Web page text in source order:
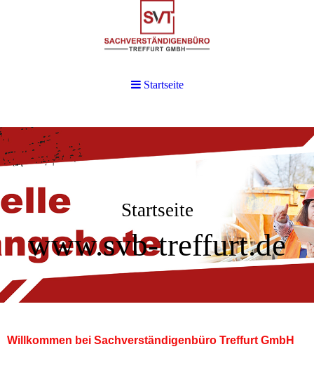
Startseite
www.svb-treffurt.de
Willkommen bei Sachverständigenbüro Treffurt GmbH
Startseite